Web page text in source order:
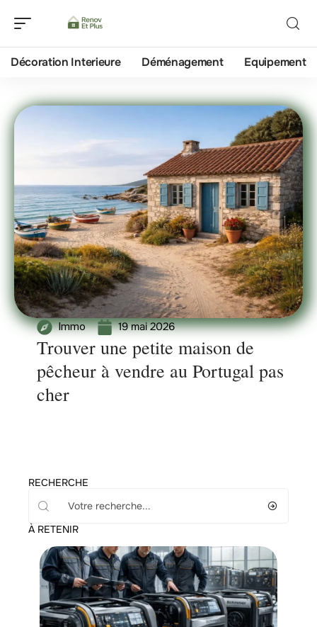
Décoration Interieure Déménagement Equipement
Immo 19 mai 2026
Trouver une petite maison de
pêcheur à vendre au Portugal pas
cher
RECHERCHE
À RETENIR
Equipement